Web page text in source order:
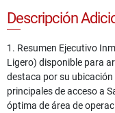
Descripción
1. Resumen Ejecutivo
Ligero) disponible para
destaca por su
principales de acceso a
óptima de área de